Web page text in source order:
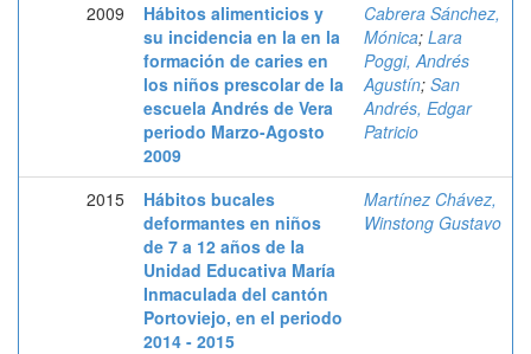
2009
Hábitos alimenticios y
su incidencia en la en la
formación de caries en
los niños prescolar de la
escuela Andrés de Vera
periodo Marzo-Agosto
2009
Cabrera Sánchez,
Mónica; Lara
Poggi, Andrés
Agustín; San
Andrés, Edgar
Patricio
2015
Hábitos bucales
deformantes en niños
de 7 a 12 años de la
Unidad Educativa María
Inmaculada del cantón
Portoviejo, en el periodo
2014 - 2015
Martínez Chávez,
Winstong Gustavo